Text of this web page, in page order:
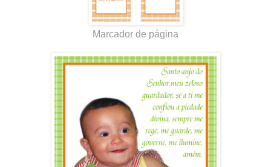
Marcador de página